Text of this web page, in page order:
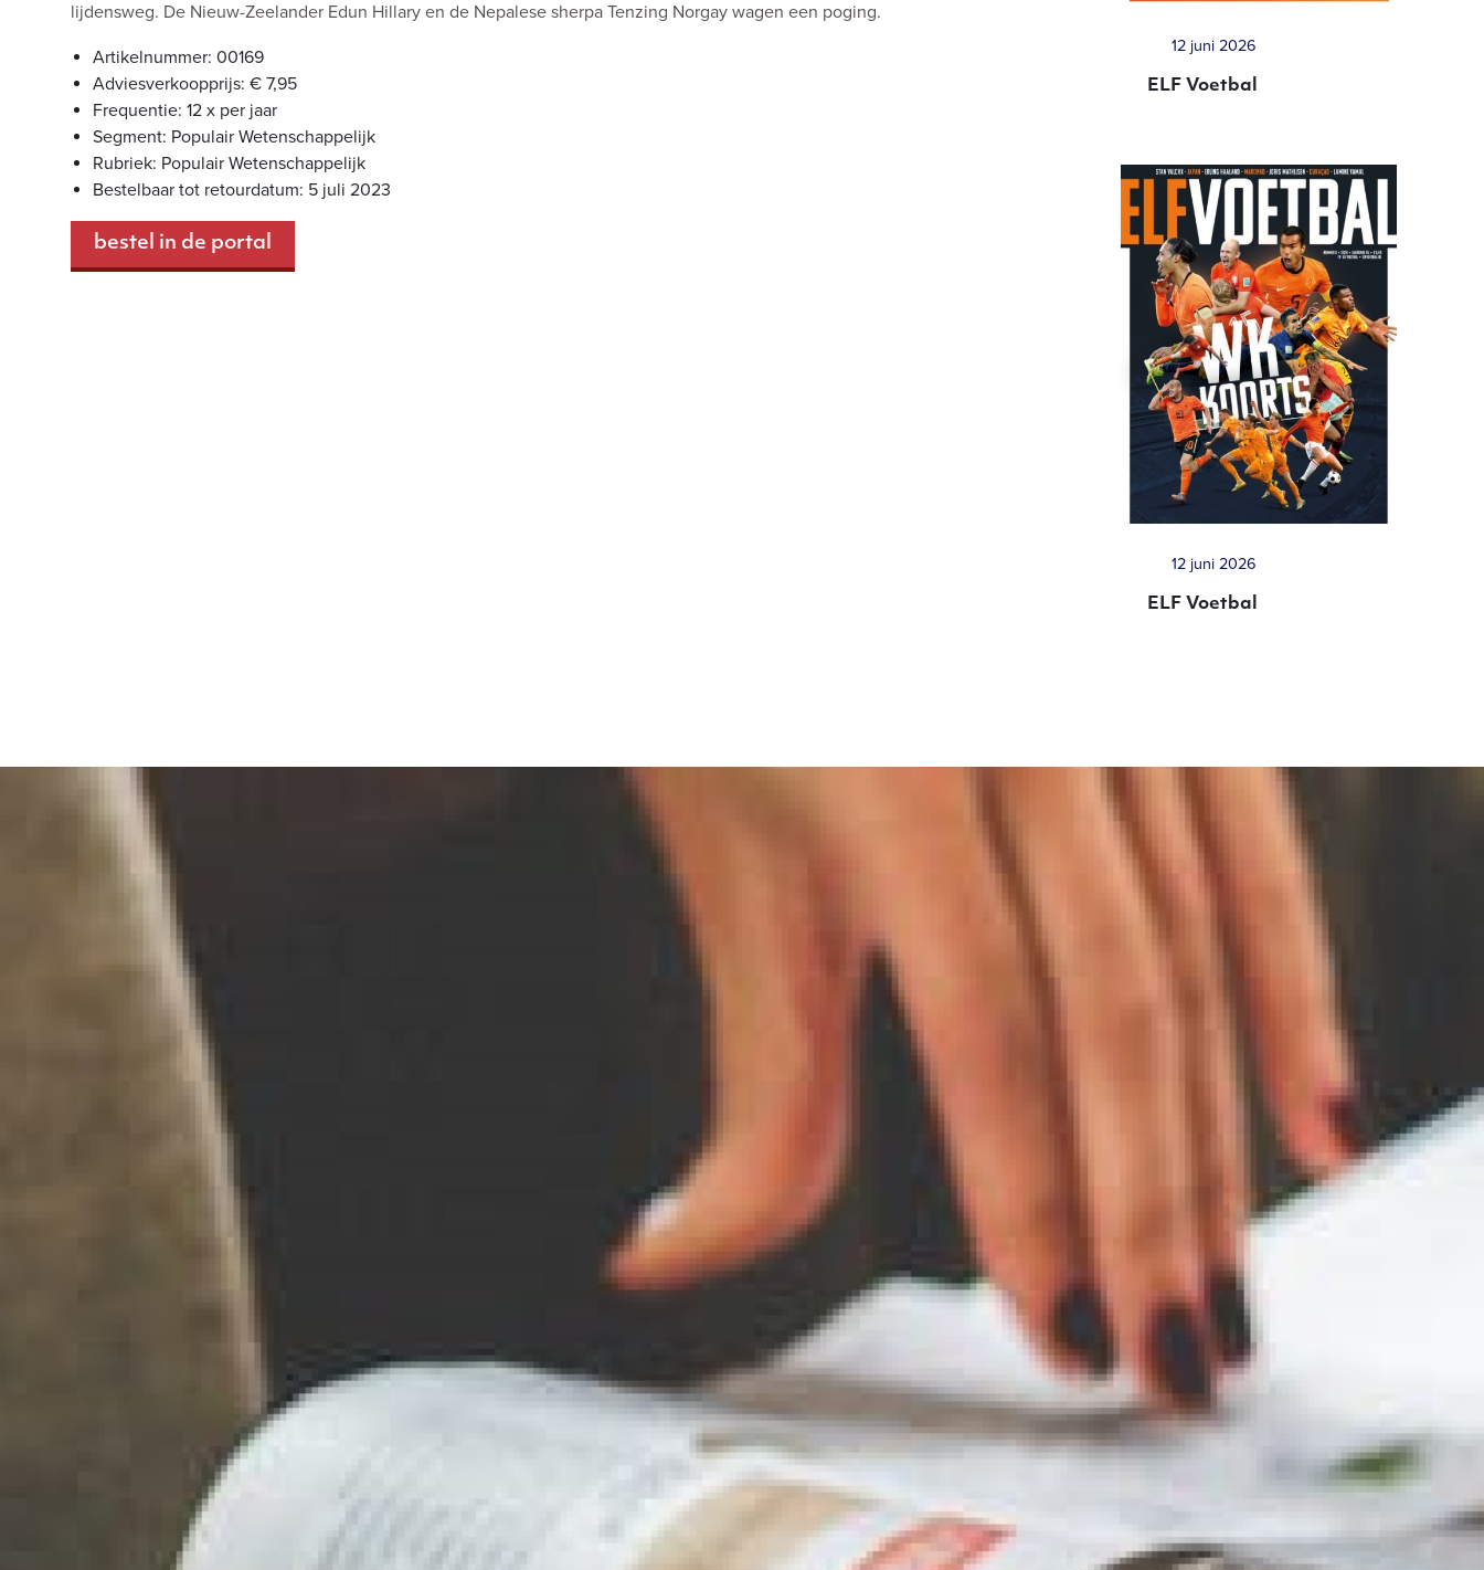
lijdensweg. De Nieuw-Zeelander Edun Hillary en de Nepalese sherpa Tenzing Norgay wagen een poging.
Artikelnummer: 00169
Adviesverkoopprijs: € 7,95
Frequentie: 12 x per jaar
Segment: Populair Wetenschappelijk
Rubriek: Populair Wetenschappelijk
Bestelbaar tot retourdatum: 5 juli 2023
bestel in de portal
12 juni 2026
ELF Voetbal
12 juni 2026
ELF Voetbal